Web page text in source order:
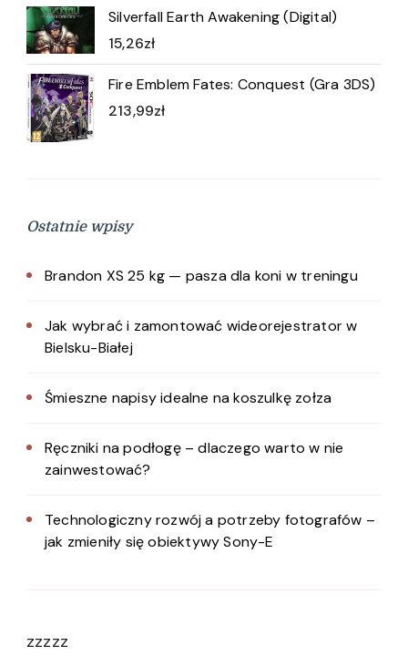
Silverfall Earth Awakening (Digital)
15,26zł
Fire Emblem Fates: Conquest (Gra 3DS)
213,99zł
Ostatnie wpisy
Brandon XS 25 kg — pasza dla koni w treningu
Jak wybrać i zamontować wideorejestrator w
Bielsku-Białej
Śmieszne napisy idealne na koszulkę zołza
Ręczniki na podłogę – dlaczego warto w nie
zainwestować?
Technologiczny rozwój a potrzeby fotografów –
jak zmieniły się obiektywy Sony-E
zzzzz